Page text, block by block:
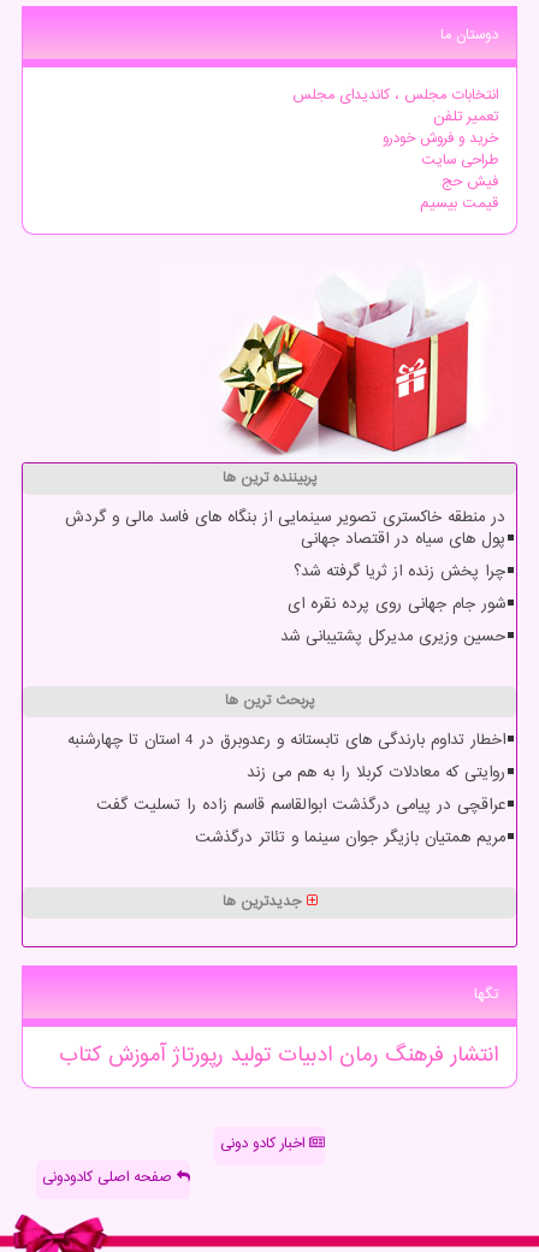
دوستان ما
انتخابات مجلس ، کاندیدای مجلس
تعمیر تلفن
خرید و فروش خودرو
طراحی سایت
فیش حج
قیمت بیسیم
پربیننده ترین ها
در منطقه خاکستری تصویر سینمایی از بنگاه های فاسد مالی و گردش
پول های سیاه در اقتصاد جهانی
چرا پخش زنده از ثریا گرفته شد؟
شور جام جهانی روی پرده نقره ای
حسین وزیری مدیرکل پشتیبانی شد
پربحث ترین ها
اخطار تداوم بارندگی های تابستانه و رعدوبرق در 4 استان تا چهارشنبه
روایتی که معادلات کربلا را به هم می زند
عراقچی در پیامی درگذشت ابوالقاسم قاسم زاده را تسلیت گفت
مریم همتیان بازیگر جوان سینما و تئاتر درگذشت
جدیدترین ها
تگها
انتشار فرهنگ رمان ادبیات تولید رپورتاژآموزشكتاب
اخبار کادو دونی
صفحه اصلی کادودونی